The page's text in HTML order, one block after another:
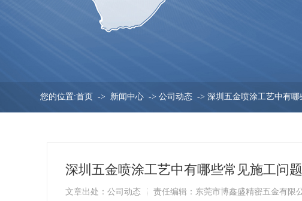
您的位置:首页 -> 新闻中心 ->公司动态 ->深圳五金喷涂工艺中有哪
深圳五金喷涂工艺中有哪些常见施工问题
文章出处：公司动态 责任编辑：东莞市博鑫盛精密五金有限